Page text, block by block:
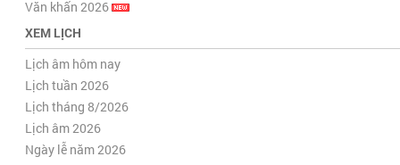
Văn khấn 2026
XEM LỊCH
Lịch âm hôm nay
Lịch tuần 2026
Lịch tháng 8/2026
Lịch âm 2026
Ngày lễ năm 2026